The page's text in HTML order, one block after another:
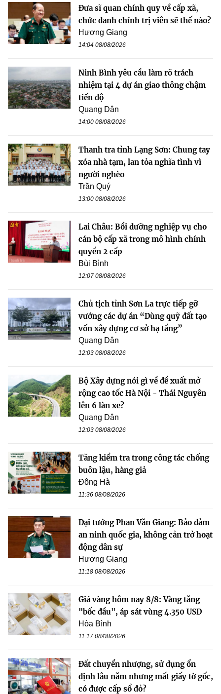
Đưa sĩ quan chính quy về cấp xã,
chức danh chính trị viên sẽ thế nào?
Hương Giang
14:04 08/08/2026
Ninh Bình yêu cầu làm rõ trách
nhiệm tại 4 dự án giao thông chậm
tiến độ
Quang Dân
14:00 08/08/2026
Thanh tra tỉnh Lạng Sơn: Chung tay
xóa nhà tạm, lan tỏa nghĩa tình vì
người nghèo
Trần Quý
13:00 08/08/2026
Lai Châu: Bồi dưỡng nghiệp vụ cho
cán bộ cấp xã trong mô hình chính
quyền 2 cấp
Bùi Bình
12:07 08/08/2026
Chủ tịch tỉnh Sơn La trực tiếp gỡ
vướng các dự án “Dùng quỹ đất tạo
vốn xây dựng cơ sở hạ tầng”
Quang Dân
12:03 08/08/2026
Bộ Xây dựng nói gì về đề xuất mở
rộng cao tốc Hà Nội - Thái Nguyên
lên 6 làn xe?
Quang Dân
12:03 08/08/2026
Tăng kiểm tra trong công tác chống
buôn lậu, hàng giả
Đông Hà
11:36 08/08/2026
Đại tướng Phan Văn Giang: Bảo đảm
an ninh quốc gia, không cản trở hoạt
động dân sự
Hương Giang
11:18 08/08/2026
Giá vàng hôm nay 8/8: Vàng tăng
"bốc đầu", áp sát vùng 4.350 USD
Hòa Bình
11:17 08/08/2026
Đất chuyển nhượng, sử dụng ổn
định lâu năm nhưng mất giấy tờ gốc,
có được cấp sổ đỏ?